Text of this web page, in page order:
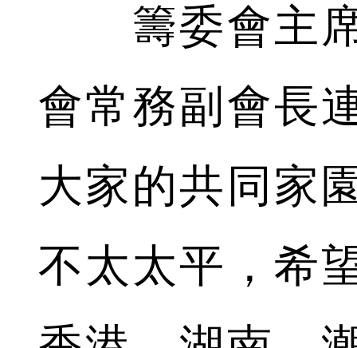
籌委會主席
會常務副會長
大家的共同家
不太太平，希